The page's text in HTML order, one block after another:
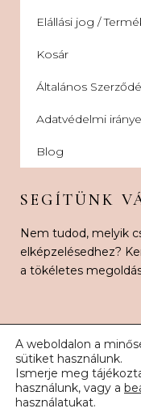
Elállási jog /
Kosár
Általános
Adatvédelmi
Blog
SEGÍTÜNK
Nem tudod, melyik
elképzelésedhez?
a tökéletes
© 2026 Karnak
A weboldalon a
sütiket használunk.
Ismerje meg
használunk, vagy a
használatukat.